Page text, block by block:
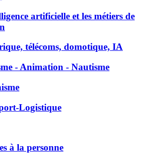
artificielle et les métiers de
télécoms, domotique, IA
- Animation - Nautisme
Logistique
à la personne